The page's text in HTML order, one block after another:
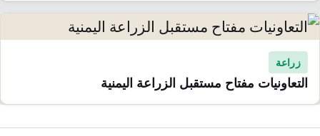
زراعة
التعاونيات مفتاح مستقبل الزراعة اليمنية